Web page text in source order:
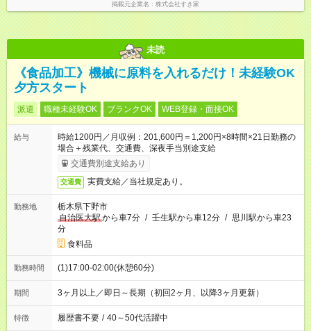
掲載元企業名 株式会社すき家
未読
《食品加工》機械に原料を入れるだけ！未経験OK
夕方スタート
派遣 職種未経験OK ブランクOK WEB登録・面接OK
給与
時給1200円／月収例：201,600円＝1,200円×8時間×21日勤務の
場合＋残業代、交通費、深夜手当別途支給
交通費別途支給あり
交通費 実費支給／当社規定あり。
勤務地
栃木県下野市
自治医大駅から車7分 / 壬生駅から車12分 / 思川駅から車23
分
食料品
勤務時間 (1)17:00-02:00(休憩60分)
期間 3ヶ月以上／即日～長期（初回2ヶ月、以降3ヶ月更新）
特徴 履歴書不要 / 40～50代活躍中